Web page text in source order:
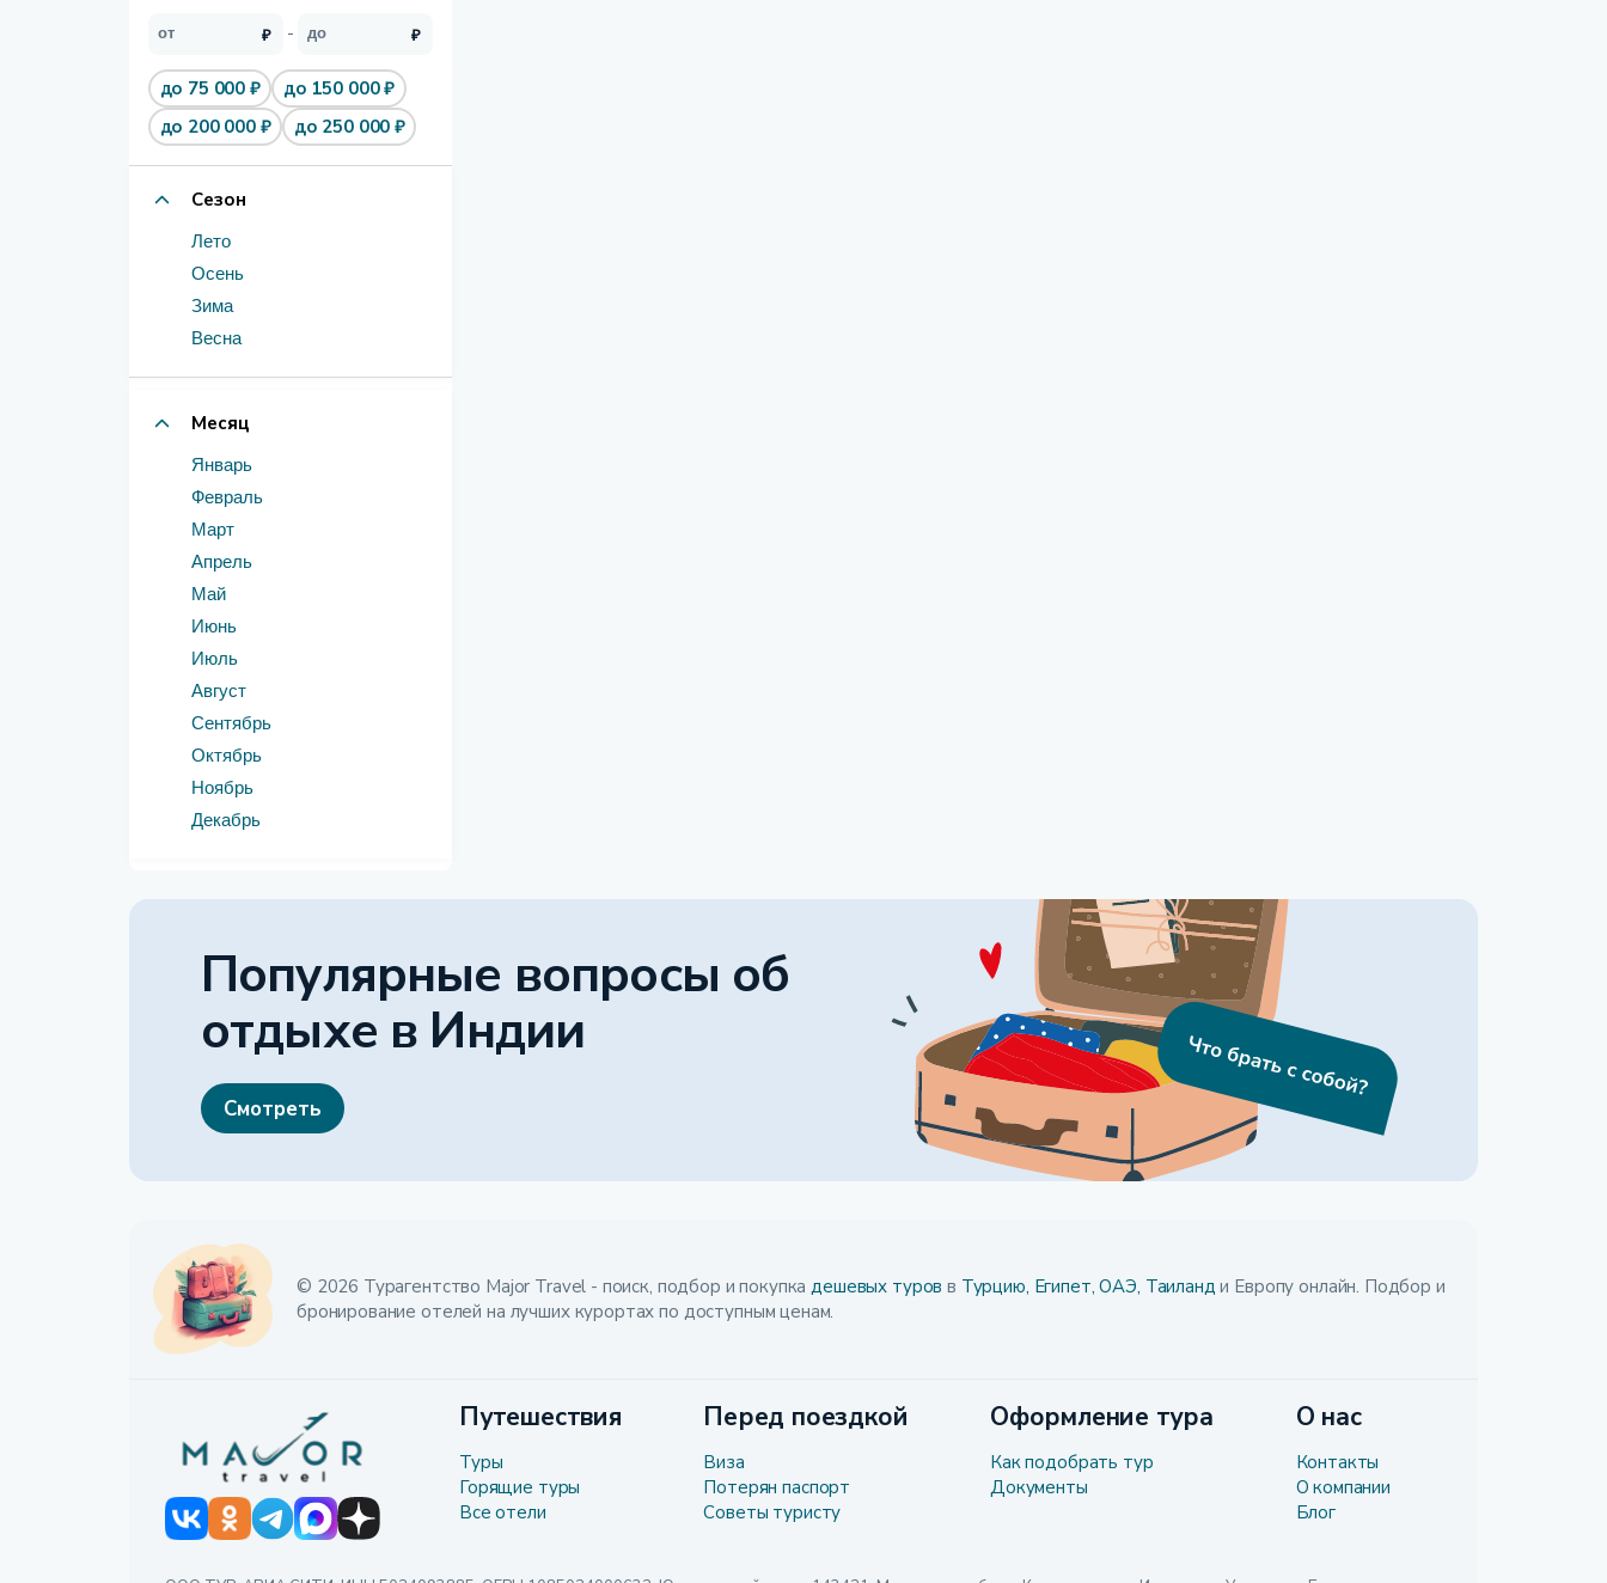
до 75 000 ₽
до 150 000 ₽
до 200 000 ₽
до 250 000 ₽
Сезон
Лето
Осень
Зима
Весна
Месяц
Январь
Февраль
Март
Апрель
Май
Июнь
Июль
Август
Сентябрь
Октябрь
Ноябрь
Декабрь
Популярные вопросы об
отдыхе в Индии
Смотреть
© 2026 Турагентство Major Travel - поиск, подбор и покупкадешевых туров в Турцию, Египет, ОАЭ, Таиланд и Европу онлайн. Подбор и
бронирование отелей на лучших курортах по доступным ценам.
Путешествия
Туры
Горящие туры
Все отели
Перед поездкой
Виза
Потерян паспорт
Советы туристу
Оформление тура
Как подобрать тур
Документы
О нас
Контакты
О компании
Блог